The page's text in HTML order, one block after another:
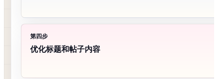
第四步
优化标题和帖子内容